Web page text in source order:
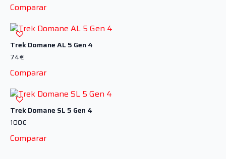
Comparar
Trek Domane AL 5 Gen 4
74€
Comparar
Trek Domane SL 5 Gen 4
100€
Comparar